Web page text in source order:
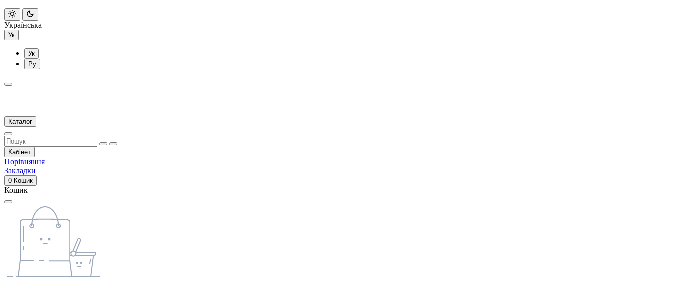
Українська
Ук
Ук
Ру
Каталог
Кабінет
Порівняння
Закладки
0 Кошик
Кошик